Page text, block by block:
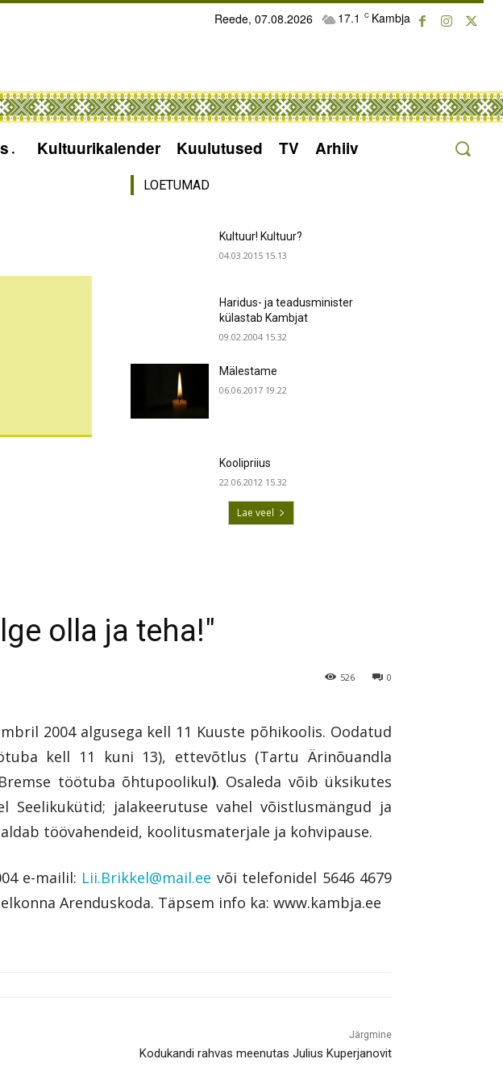
17.1 C Kambja
Reede, 07.08.2026
Kultuurikalender Kuulutused TV Arhiiv
LOETUMAD
Kultuur! Kultuur?
04.03.2015 15.13
Haridus- ja teadusminister
külastab Kambjat
09.02.2004 15.32
Mälestame
06.06.2017 19.22
Koolipriius
22.06.2012 15.32
Lae veel
olla ja teha!"
0
526
2004 algusega kell 11 Kuuste põhikoolis. Oodatud
kell 11 kuni 13), ettevõtlus (Tartu Ärinõuandla
töötuba õhtupoolikul). Osaleda võib üksikutes
Seelikukütid; jalakeerutuse vahel võistlusmängud ja
töövahendeid, koolitusmaterjale ja kohvipause.
e-mailil: Lii.Brikkel@mail.ee või telefonidel 5646 4679
Arenduskoda. Täpsem info ka: www.kambja.ee
Järgmine
Kodukandi rahvas meenutas Julius Kuperjanovit